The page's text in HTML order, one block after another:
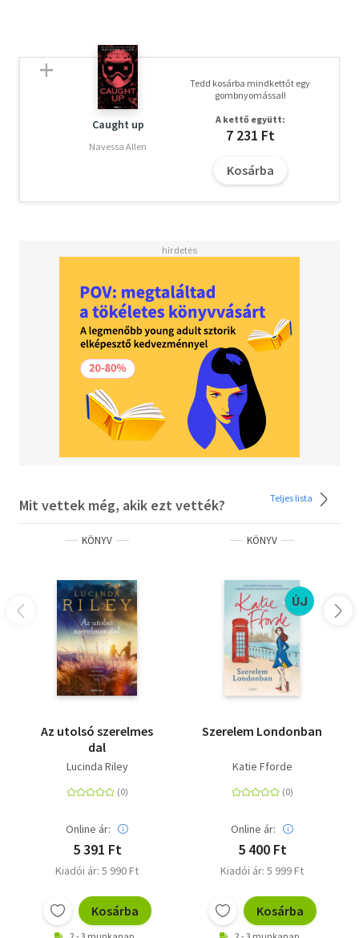
sorszerű. Vajon megtudja David, miért hagyta el annak
idején Lisa? Van-e még számukra közös jövő? Magához
ölelheti-e valaha kisfiát?
Caught up
Navessa Allen
Tedd kosárba mindkettőt egy
gombnyomással!
A kettő együtt:
7 231 Ft
Kosárba
Mit vettek még, akik ezt vették? Teljes lista
KÖNYV
Az utolsó szerelmes
dal
Lucinda Riley
Online ár:
5 391 Ft
Kiadói ár: 5 990 Ft
Kosárba
KÖNYV
ÚJ
Szerelem Londonban
Katie Fforde
Online ár:
5 400 Ft
Kiadói ár: 5 999 Ft
Kosárba